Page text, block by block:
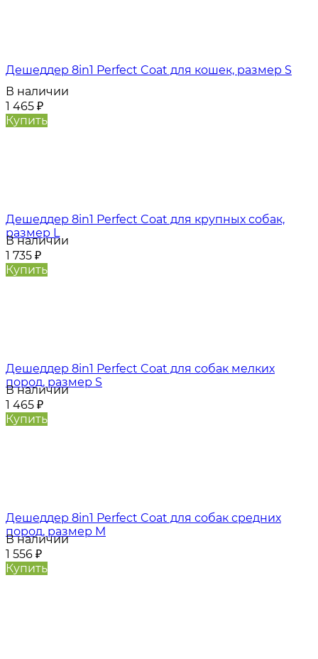
Дешеддер 8in1 Perfect Coat для кошек, размер S
В наличии
1 465 ₽
Купить
Дешеддер 8in1 Perfect Coat для крупных собак,
размер L
В наличии
1 735 ₽
Купить
Дешеддер 8in1 Perfect Coat для собак мелких
пород, размер S
В наличии
1 465 ₽
Купить
Дешеддер 8in1 Perfect Coat для собак средних
пород, размер M
В наличии
1 556 ₽
Купить